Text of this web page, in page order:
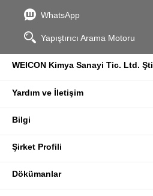
WhatsApp
Yapıştırıcı Arama Motoru
WEICON Kimya Sanayi Tic. Ltd. Şti
Yardım ve İletişim
Bilgi
Şirket Profili
Dökümanlar